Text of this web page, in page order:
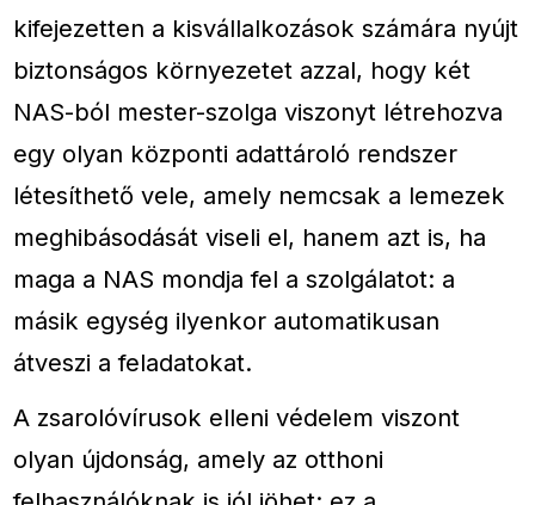
kifejezetten a kisvállalkozások számára nyújt
biztonságos környezetet azzal, hogy két
NAS-ból mester-szolga viszonyt létrehozva
egy olyan központi adattároló rendszer
létesíthető vele, amely nemcsak a lemezek
meghibásodását viseli el, hanem azt is, ha
maga a NAS mondja fel a szolgálatot: a
másik egység ilyenkor automatikusan
átveszi a feladatokat.
A zsarolóvírusok elleni védelem viszont
olyan újdonság, amely az otthoni